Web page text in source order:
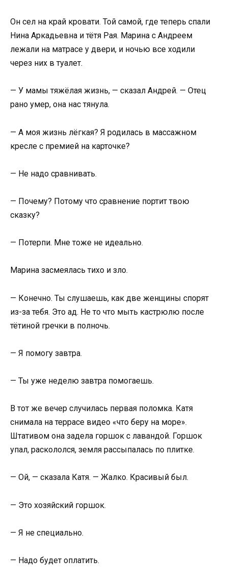
Он сел на край кровати. Той самой, где теперь спали
Нина Аркадьевна и тётя Рая. Марина с Андреем
лежали на матрасе у двери, и ночью все ходили
через них в туалет.
— У мамы тяжёлая жизнь, — сказал Андрей. — Отец
рано умер, она нас тянула.
— А моя жизнь лёгкая? Я родилась в массажном
кресле с премией на карточке?
— Не надо сравнивать.
— Почему? Потому что сравнение портит твою
сказку?
— Потерпи. Мне тоже не идеально.
Марина засмеялась тихо и зло.
— Конечно. Ты слушаешь, как две женщины спорят
из-за тебя. Это ад. Не то что мыть кастрюлю после
тётиной гречки в полночь.
— Я помогу завтра.
— Ты уже неделю завтра помогаешь.
В тот же вечер случилась первая поломка. Катя
снимала на террасе видео «что беру на море».
Штативом она задела горшок с лавандой. Горшок
упал, раскололся, земля рассыпалась по плитке.
— Ой, — сказала Катя. — Жалко. Красивый был.
— Это хозяйский горшок.
— Я не специально.
— Надо будет оплатить.